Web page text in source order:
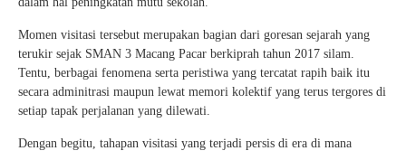
Momen visitasi tersebut merupakan bagian dari goresan sejarah yang
terukir sejak SMAN 3 Macang Pacar berkiprah tahun 2017 silam.
Tentu, berbagai fenomena serta peristiwa yang tercatat rapih baik itu
secara adminitrasi maupun lewat memori kolektif yang terus tergores di
setiap tapak perjalanan yang dilewati.
Dengan begitu, tahapan visitasi yang terjadi persis di era di mana